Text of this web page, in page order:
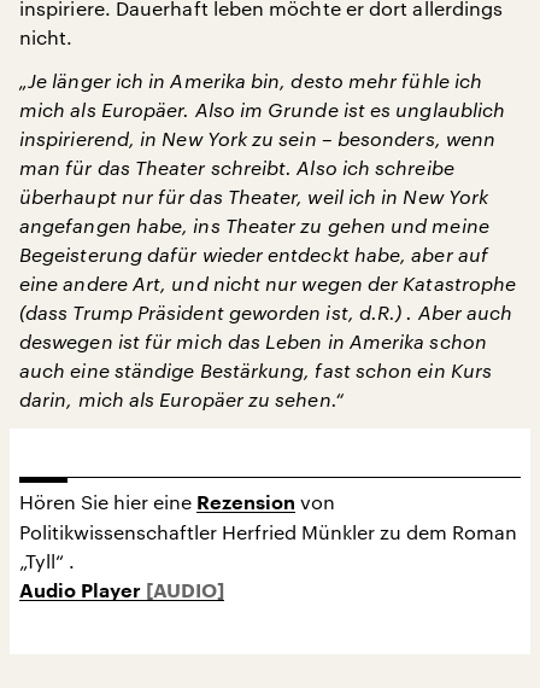
inspiriere. Dauerhaft leben möchte er dort allerdings
nicht.
„Je länger ich in Amerika bin, desto mehr fühle ich
mich als Europäer. Also im Grunde ist es unglaublich
inspirierend, in New York zu sein – besonders, wenn
man für das Theater schreibt. Also ich schreibe
überhaupt nur für das Theater, weil ich in New York
angefangen habe, ins Theater zu gehen und meine
Begeisterung dafür wieder entdeckt habe, aber auf
eine andere Art, und nicht nur wegen der Katastrophe
(dass Trump Präsident geworden ist, d.R.) . Aber auch
deswegen ist für mich das Leben in Amerika schon
auch eine ständige Bestärkung, fast schon ein Kurs
darin, mich als Europäer zu sehen.“
Hören Sie hier eine Rezension von
Politikwissenschaftler Herfried Münkler zu dem Roman
„Tyll“ .
Audio Player